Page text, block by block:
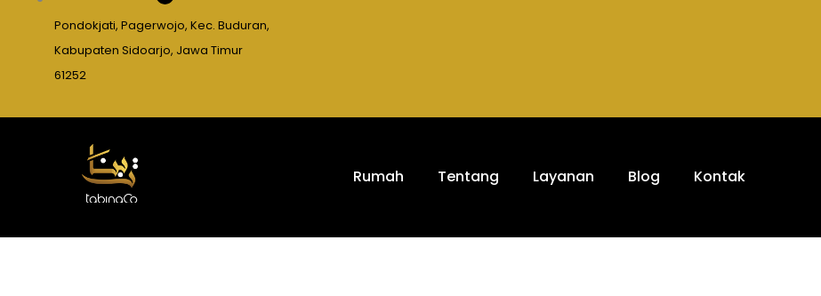
Pondokjati, Pagerwojo, Kec. Buduran,
Kabupaten Sidoarjo, Jawa Timur
61252
Rumah Tentang Layanan Blog Kontak